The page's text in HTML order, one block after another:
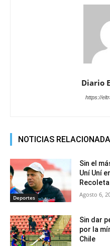
Diario
https://
NOTICIAS
Deportes
Sin el
Uní Uní
Recoleta
Agosto 6,
Sin dar
por la
Chile